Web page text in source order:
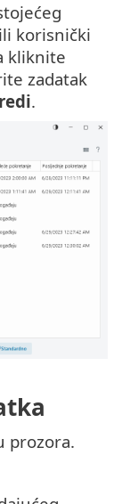
korisnički
kliknite
zadatak
.
prozora.